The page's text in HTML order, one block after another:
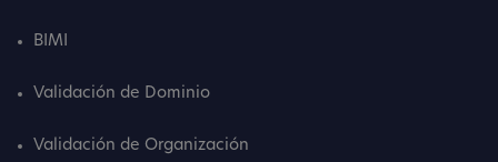
BIMI
Validación de Dominio
Validación de Organización